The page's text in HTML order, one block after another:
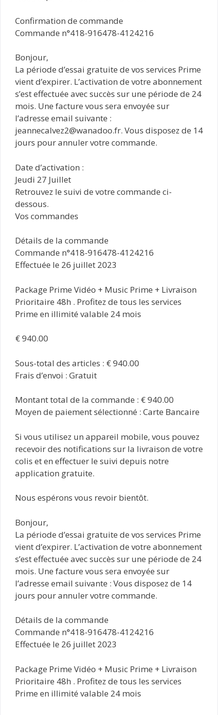
Confirmation de commande
Commande n°418-916478-4124216
Bonjour,
La période d’essai gratuite de vos services Prime
vient d’expirer. L’activation de votre abonnement
s’est effectuée avec succès sur une période de 24
mois. Une facture vous sera envoyée sur
l’adresse email suivante :
jeannecalvez2@wanadoo.fr. Vous disposez de 14
jours pour annuler votre commande.
Date d’activation :
Jeudi 27 Juillet
Retrouvez le suivi de votre commande ci-
dessous.
Vos commandes
Détails de la commande
Commande n°418-916478-4124216
Effectuée le 26 juillet 2023
Package Prime Vidéo + Music Prime + Livraison
Prioritaire 48h . Profitez de tous les services
Prime en illimité valable 24 mois
€ 940.00
Sous-total des articles : € 940.00
Frais d’envoi : Gratuit
Montant total de la commande : € 940.00
Moyen de paiement sélectionné : Carte Bancaire
Si vous utilisez un appareil mobile, vous pouvez
recevoir des notifications sur la livraison de votre
colis et en effectuer le suivi depuis notre
application gratuite.
Nous espérons vous revoir bientôt.
Bonjour,
La période d’essai gratuite de vos services Prime
vient d’expirer. L’activation de votre abonnement
s’est effectuée avec succès sur une période de 24
mois. Une facture vous sera envoyée sur
l’adresse email suivante : Vous disposez de 14
jours pour annuler votre commande.
Détails de la commande
Commande n°418-916478-4124216
Effectuée le 26 juillet 2023
Package Prime Vidéo + Music Prime + Livraison
Prioritaire 48h . Profitez de tous les services
Prime en illimité valable 24 mois